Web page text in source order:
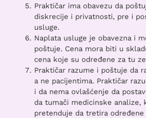
Praktičar ima obavezu da
diskrecije i privatnosti, pre i
usluge.
Naplata usluge je obavezna i
poštuje. Cena mora biti u
cena koje su određene za tu
Praktičar razume i poštuje da
a ne pacijentima. Praktičar
i da nema ovlašćenje da
da tumači medicinske analize,
pretenduje da tretira